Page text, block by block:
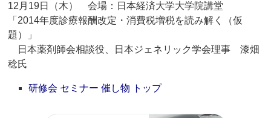
12月19日（木） 会場：日本経済大学大学院講堂
「2014年度診療報酬改定・消費税増税を読み解く（仮
題）」
日本薬剤師会相談役、日本ジェネリック学会理事 漆畑
稔氏
研修会 セミナー 催し物 トップ